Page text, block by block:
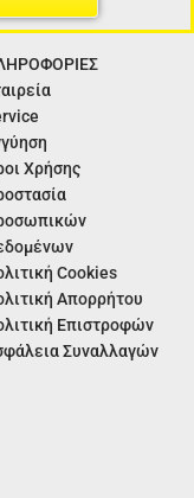
Χρήσης
Cookies
Απορρήτου
Επιστροφών
Συναλλαγών